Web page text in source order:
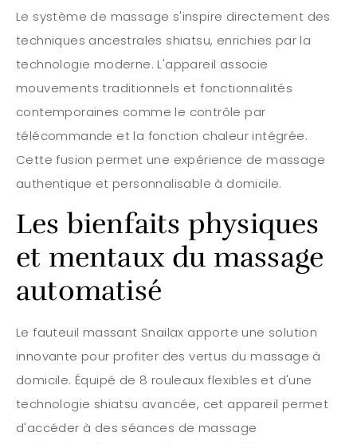
Le système de massage s'inspire directement des
techniques ancestrales shiatsu, enrichies par la
technologie moderne. L'appareil associe
mouvements traditionnels et fonctionnalités
contemporaines comme le contrôle par
télécommande et la fonction chaleur intégrée.
Cette fusion permet une expérience de massage
authentique et personnalisable à domicile.
Les bienfaits physiques
et mentaux du massage
automatisé
Le fauteuil massant Snailax apporte une solution
innovante pour profiter des vertus du massage à
domicile. Équipé de 8 rouleaux flexibles et d'une
technologie shiatsu avancée, cet appareil permet
d'accéder à des séances de massage